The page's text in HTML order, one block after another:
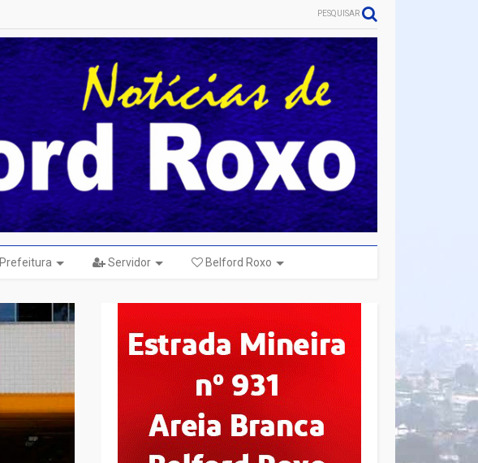
PESQUISAR
Prefeitura Servidor Belford Roxo